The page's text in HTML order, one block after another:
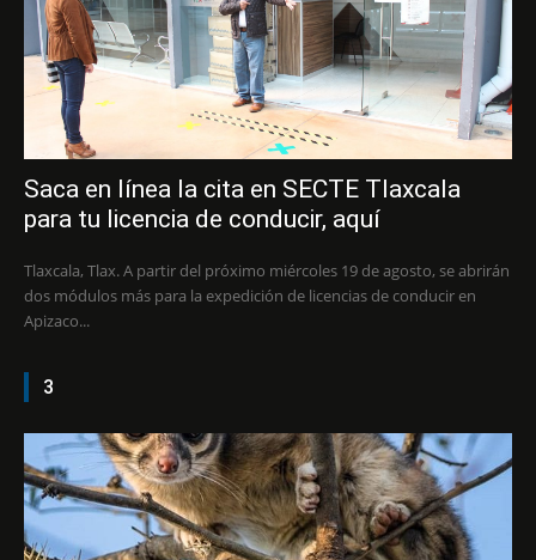
Saca en línea la cita en SECTE Tlaxcala
para tu licencia de conducir, aquí
Tlaxcala, Tlax. A partir del próximo miércoles 19 de agosto, se abrirán
dos módulos más para la expedición de licencias de conducir en
Apizaco...
3